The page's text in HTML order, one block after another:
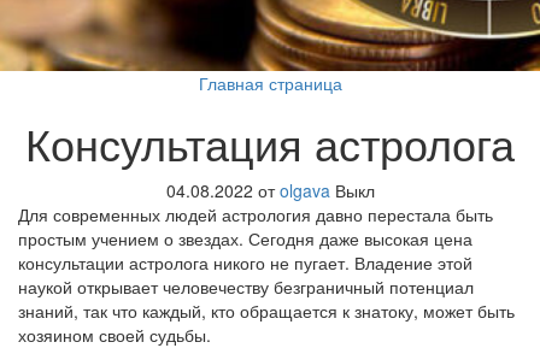
Главная страница
Консультация астролога
04.08.2022 от olgava Выкл
Для современных людей астрология давно перестала быть
простым учением о звездах. Сегодня даже высокая цена
консультации астролога никого не пугает. Владение этой
наукой открывает человечеству безграничный потенциал
знаний, так что каждый, кто обращается к знатоку, может быть
хозяином своей судьбы.